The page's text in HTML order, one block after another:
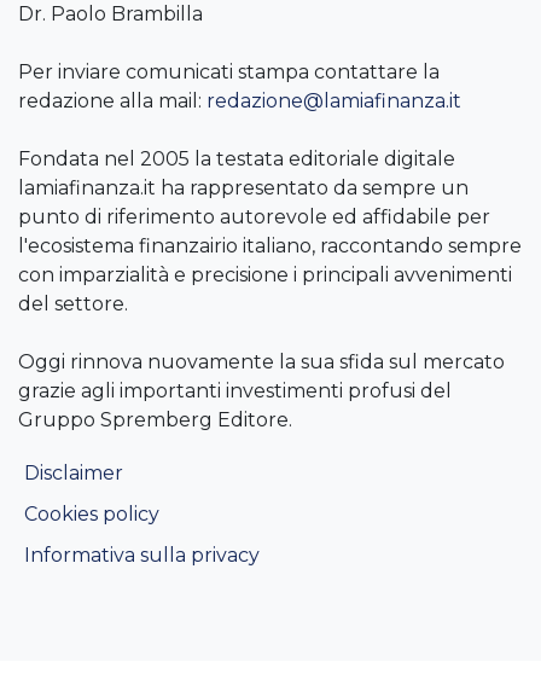
Dr. Paolo Brambilla
Per inviare comunicati stampa contattare la
redazione alla mail: redazione@lamiafinanza.it
Fondata nel 2005 la testata editoriale digitale
lamiafinanza.it ha rappresentato da sempre un
punto di riferimento autorevole ed affidabile per
l'ecosistema finanzairio italiano, raccontando sempre
con imparzialità e precisione i principali avvenimenti
del settore.
Oggi rinnova nuovamente la sua sfida sul mercato
grazie agli importanti investimenti profusi del
Gruppo Spremberg Editore.
Disclaimer
Cookies policy
Informativa sulla privacy